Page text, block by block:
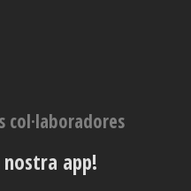
col·laboradores
app!